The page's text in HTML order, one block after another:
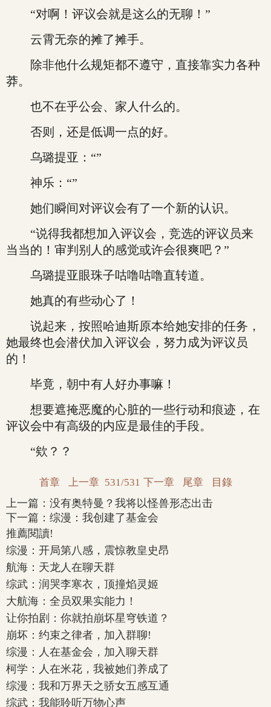
“对啊！评议会就是这么的无聊！”
云霄无奈的摊了摊手。
除非他什么规矩都不遵守，直接靠实力各种
莽。
也不在乎公会、家人什么的。
否则，还是低调一点的好。
乌璐提亚：“”
神乐：“”
她们瞬间对评议会有了一个新的认识。
“说得我都想加入评议会，竞选的评议员来
当当的！审判别人的感觉或许会很爽吧？”
乌璐提亚眼珠子咕噜咕噜直转道。
她真的有些动心了！
说起来，按照哈迪斯原本给她安排的任务，
她最终也会潜伏加入评议会，努力成为评议员
的！
毕竟，朝中有人好办事嘛！
想要遮掩恶魔的心脏的一些行动和痕迹，在
评议会中有高级的内应是最佳的手段。
“欸？？
首章 上一章 531/531 下一章 尾章 目錄
上一篇： 没有奥特曼？我将以怪兽形态出击
下一篇： 综漫：我创建了基金会
推薦閱讀!
综漫：开局第八感，震惊教皇史昂
航海：天龙人在聊天群
综武：润哭李寒衣，顶撞焰灵姬
大航海：全员双果实能力！
让你拍剧：你就拍崩坏星穹铁道？
崩坏：约束之律者，加入群聊!
综漫：人在基金会，加入聊天群
柯学：人在米花，我被她们养成了
综漫：我和万界天之骄女五感互通
综武：我能聆听万物心声